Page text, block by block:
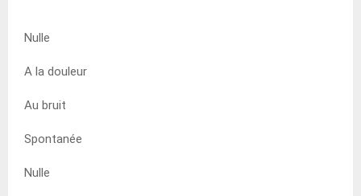
Nulle
A la douleur
Au bruit
Spontanée
Nulle